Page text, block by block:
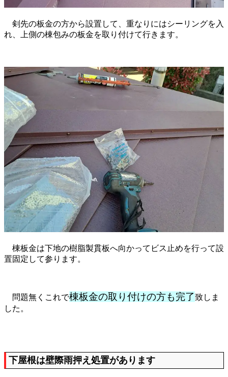
剣先の板金の方から設置して、重なりにはシーリングを入
れ、上側の棟包みの板金を取り付けて行きます。
棟板金は下地の樹脂製貫板へ向かってビス止めを行って設
置固定して参ります。
問題無くこれで棟板金の取り付けの方も完了致しま
した。
下屋根は壁際雨押え処置があります